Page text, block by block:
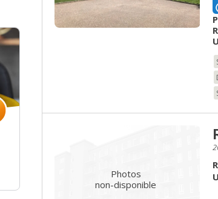
Photos
non-disponible